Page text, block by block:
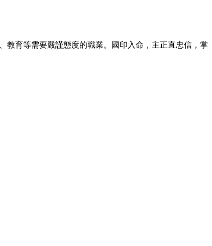
教育等需要嚴謹態度的職業。國印入命，主正直忠信，掌